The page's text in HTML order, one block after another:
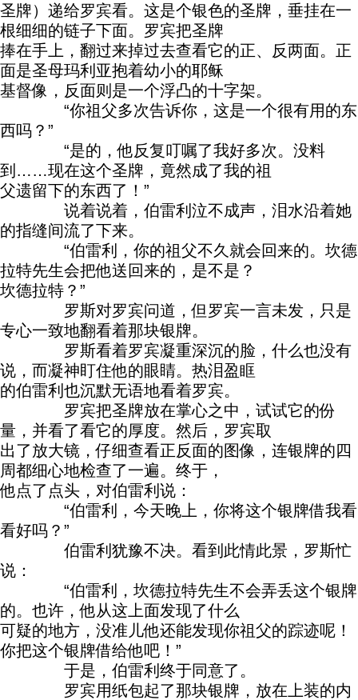
圣牌）递给罗宾看。这是个银色的圣牌，垂挂在一
根细细的链子下面。罗宾把圣牌
捧在手上，翻过来掉过去查看它的正、反两面。正
面是圣母玛利亚抱着幼小的耶稣
基督像，反面则是一个浮凸的十字架。
“你祖父多次告诉你，这是一个很有用的东
西吗？”
“是的，他反复叮嘱了我好多次。没料
到……现在这个圣牌，竟然成了我的祖
父遗留下的东西了！”
说着说着，伯雷利泣不成声，泪水沿着她
的指缝间流了下来。
“伯雷利，你的祖父不久就会回来的。坎德
拉特先生会把他送回来的，是不是？
坎德拉特？”
罗斯对罗宾问道，但罗宾一言未发，只是
专心一致地翻看着那块银牌。
罗斯看着罗宾凝重深沉的脸，什么也没有
说，而凝神盯住他的眼睛。热泪盈眶
的伯雷利也沉默无语地看着罗宾。
罗宾把圣牌放在掌心之中，试试它的份
量，并看了看它的厚度。然后，罗宾取
出了放大镜，仔细查看正反面的图像，连银牌的四
周都细心地检查了一遍。终于，
他点了点头，对伯雷利说：
“伯雷利，今天晚上，你将这个银牌借我看
看好吗？”
伯雷利犹豫不决。看到此情此景，罗斯忙
说：
“伯雷利，坎德拉特先生不会弄丢这个银牌
的。也许，他从这上面发现了什么
可疑的地方，没准儿他还能发现你祖父的踪迹呢！
你把这个银牌借给他吧！”
于是，伯雷利终于同意了。
罗宾用纸包起了那块银牌，放在上装的内